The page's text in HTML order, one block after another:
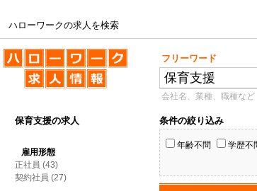
ハローワークの求人を検索
ハローワークの求人を検索 フリーワード
会社名、業種、職種など
保育支援の求人
雇用形態
正社員 (43)
契約社員 (27)
条件の絞り込み
年齢不問 学歴不